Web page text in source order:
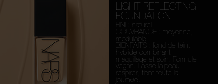
LIGHT REFLECTING
FOUNDATION
FINI : naturel
COUVRANCE : moyenne,
modulable
BIENFAITS : fond de teint
hybride combinant
maquillage et soin. Formule
vegan. Laisse la peau
respirer, tient toute la
journée.